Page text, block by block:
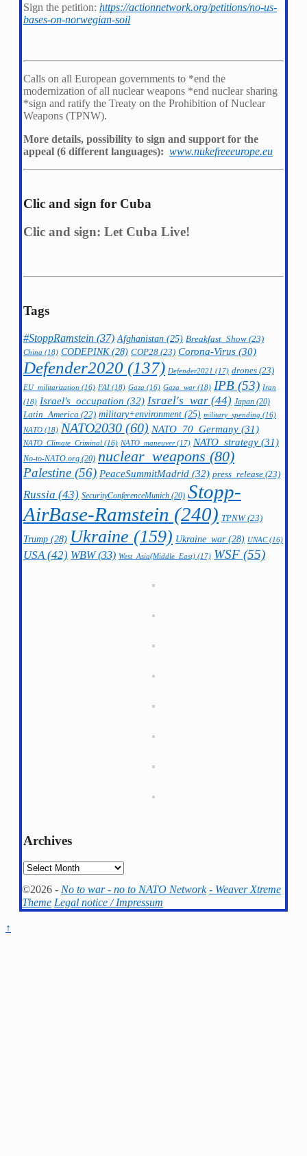
Sign the petition: https://actionnetwork.org/petitions/no-us-
bases-on-norwegian-soil
Calls on all European governments to *end the
modernization of all nuclear weapons *end nuclear sharing
*sign and ratify the Treaty on the Prohibition of Nuclear
Weapons (TPNW).
More details, possibility to sign and support for the
appeal (6 different languages): www.nukefreeeurope.eu
Clic and sign for Cuba
Clic and sign: Let Cuba Live!
Tags
#StoppRamstein (37) Afghanistan (25) Breakfast_Show (23)
China (18) CODEPINK(28) COP28 (23) Corona-Virus (30)
Defender2020 (137) Defender2021 (17) drones (23)
EU_militarization (16) FAI (18) Gaza (16) Gaza_war(18) IPB (53) Iran
(18) Israel's_occupation (32) Israel's_war (44) Japan (20)
Latin_America (22) military+environment (25) military_spending (16)
NATO (18) NATO2030 (60) NATO_70_Germany (31)
NATO_Climate_Criminal (16) NATO_maneuver(17) NATO_strategy (31)
No-to-NATO.org (20) nuclear_weapons (80)
Palestine (56) PeaceSummitMadrid (32) press_release (23)
Russia (43) SecurityConferenceMunich (20) Stopp-
AirBase-Ramstein (240) TPNW(23)
Trump (28) Ukraine (159) Ukraine_war(28) UNAC(16)
USA(42) WBW(33) West_Asia(Middle_East) (17) WSF (55)
Archives
Archives
©2026 - No to war - no to NATO Network - Weaver Xtreme
Theme Legal notice / Impressum
↑